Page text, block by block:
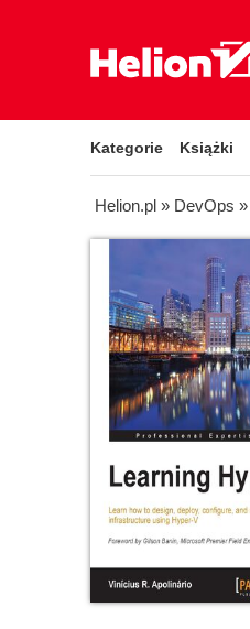
Kategorie Książki
Helion.pl » DevOps »